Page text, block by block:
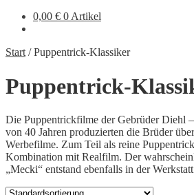
0,00 € 0 Artikel
Start/Puppentrick-Klassiker
Puppentrick-
Die Puppentrickfilme der Gebrüder Diehl
von 40 Jahren produzierten die Brüder
Werbefilme. Zum Teil als reine
Kombination mit Realfilm. Der
„Mecki“ entstand ebenfalls in der